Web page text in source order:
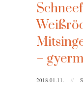
–
2018.01.11. //